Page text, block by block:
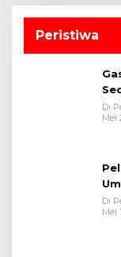
Peristiwa
Di
Mei
Di
Mei